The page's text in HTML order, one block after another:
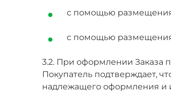
c помощью
c помощью размещения
3.2. При оформлении Заказа
Покупатель подтверждает,
надлежащего оформления и